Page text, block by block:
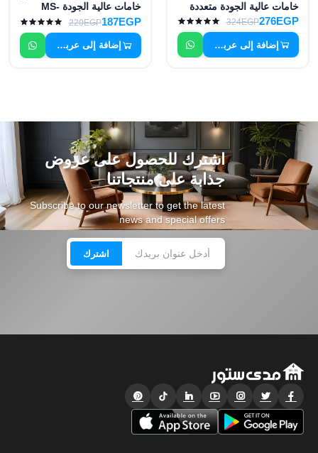
خامات عالية الجودة متعددة
المقاسات اللون أبيض MS-
9088
276EGP
324EGP
إضافة إلى عربة التسوق
خامات عالية الجودة MS-
9101
187EGP
220EGP
إضافة إلى عربة التسوق
اشترك للحصول على عروض
جذابة على منتجاتنا
Subscribe to our newsletter to get the latest
news and special offers
اشترك